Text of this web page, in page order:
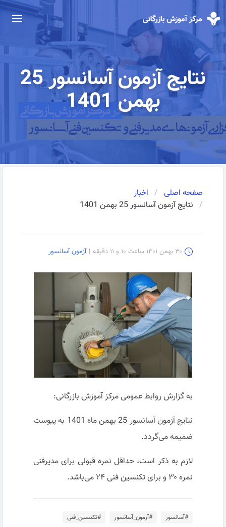
نتایج آزمون آسانسور 25
بهمن 1401
صفحه اصلی
اخبار
نتایج آزمون آسانسور 25 بهمن 1401
۳۰ بهمن ۱۴۰۱ ساعت ۱۰ و ۱۱ دقیقه | آزمون آسانسور
به گزارش روابط عمومی مرکز آموزش بازرگانی:
نتایج آزمون آسانسور 25 بهمن ماه 1401 به پیوست
ضمیمه می‌گردد.
لازم به ذکر است، حداقل نمره قبولی برای مدیرفنی
نمره ۳۰ و برای تکنسین فنی ۲۴ می‌باشد.
#آسانسور #آزمون_آسانسور
#تکنسین_فنی